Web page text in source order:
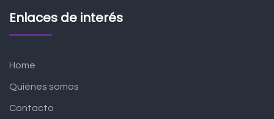
Enlaces de interés
Home
Quiénes somos
Contacto